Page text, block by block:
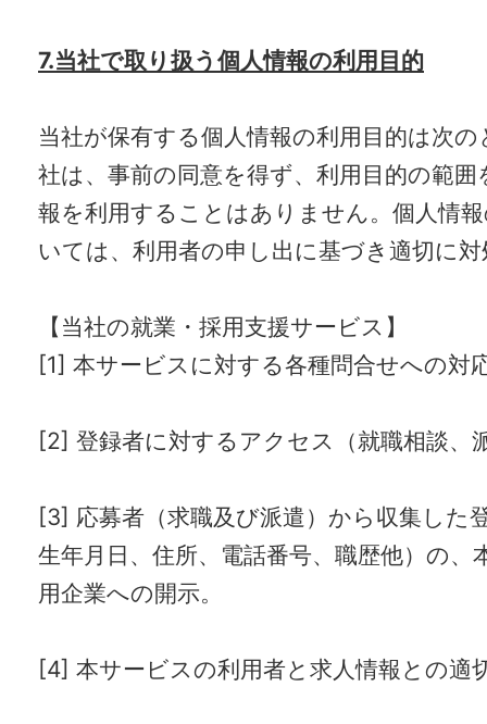
7.当社で取り扱う個人情報の利用目的
当社が保有する個人情報の利用目的は次
社は、事前の同意を得ず、利用目的の範囲
報を利用することはありません。個人情
いては、利用者の申し出に基づき適切に
【当社の就業・採用支援サービス】
[1] 本サービスに対する各種問合せへの対
[2] 登録者に対するアクセス（就職相談、
[3] 応募者（求職及び派遣）から収集した
生年月日、住所、電話番号、職歴他）の、
用企業への開示。
[4] 本サービスの利用者と求人情報との適